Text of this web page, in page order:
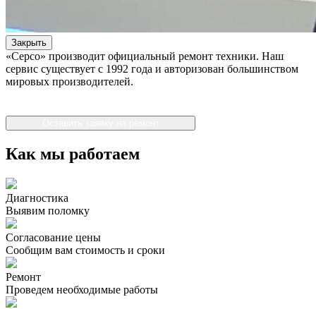
Закрыть
«Серсо» производит официальный ремонт техники. Наш
сервис существует с 1992 года и авторизован большинством
мировых производителей.
Как мы работаем
Диагностика
Выявим поломку
Согласование цены
Сообщим вам стоимость и сроки
Ремонт
Проведем необходимые работы